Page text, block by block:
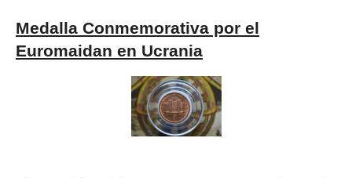
Medalla Conmemorativa por el
Euromaidan en Ucrania